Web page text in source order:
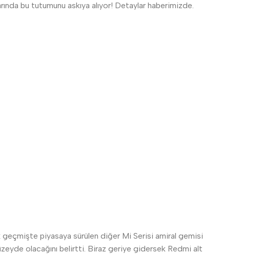
bu tutumunu askıya alıyor! Detaylar haberimizde.
geçmişte piyasaya sürülen diğer Mi Serisi amiral gemisi
olacağını belirtti. Biraz geriye gidersek Redmi alt